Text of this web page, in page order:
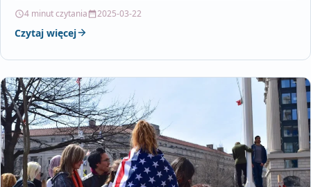
4 minut czytania 2025-03-22
Czytaj więcej